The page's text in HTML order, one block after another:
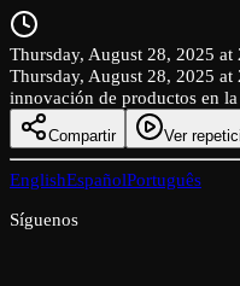
Thursday, August 28, 2025 at
Thursday, August 28, 2025 at
innovación de productos en
Compartir Ver
EnglishEspañolPortuguês
Síguenos